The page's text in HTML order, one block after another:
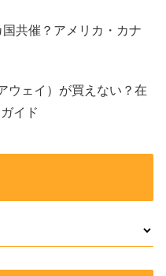
して活動し、ドラマ出
る証人」などがあり、
共催？アメリカ・カナ
ウェイ）が買えない？在
イド